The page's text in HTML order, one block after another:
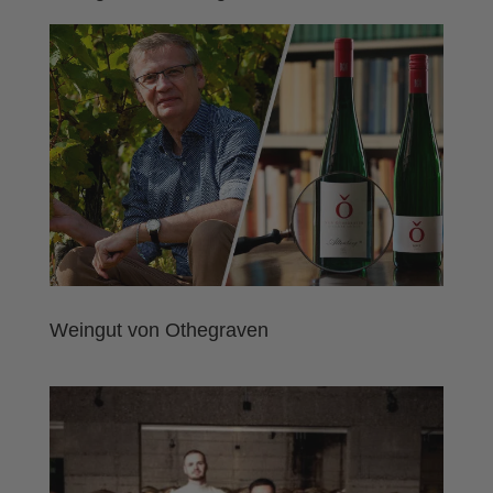
Weingut von Othegraven